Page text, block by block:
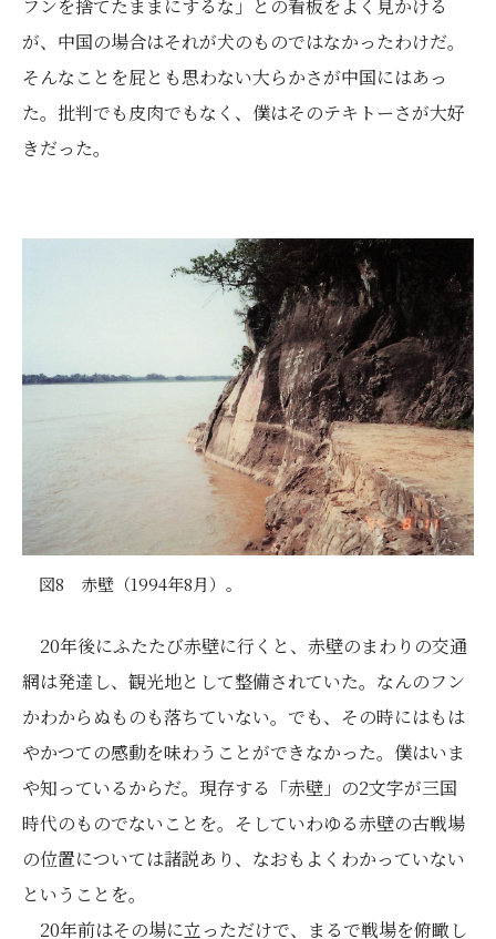
フンを捨てたままにするな」との看板をよく見かける
が、中国の場合はそれが犬のものではなかったわけだ。
そんなことを屁とも思わない大らかさが中国にはあっ
た。批判でも皮肉でもなく、僕はそのテキトーさが大好
きだった。
図8 赤壁（1994年8月）。
20年後にふたたび赤壁に行くと、赤壁のまわりの交通
網は発達し、観光地として整備されていた。なんのフン
かわからぬものも落ちていない。でも、その時にはもは
やかつての感動を味わうことができなかった。僕はいま
や知っているからだ。現存する「赤壁」の2文字が三国
時代のものでないことを。そしていわゆる赤壁の古戦場
の位置については諸説あり、なおもよくわかっていない
ということを。
20年前はその場に立っただけで、まるで戦場を俯瞰し